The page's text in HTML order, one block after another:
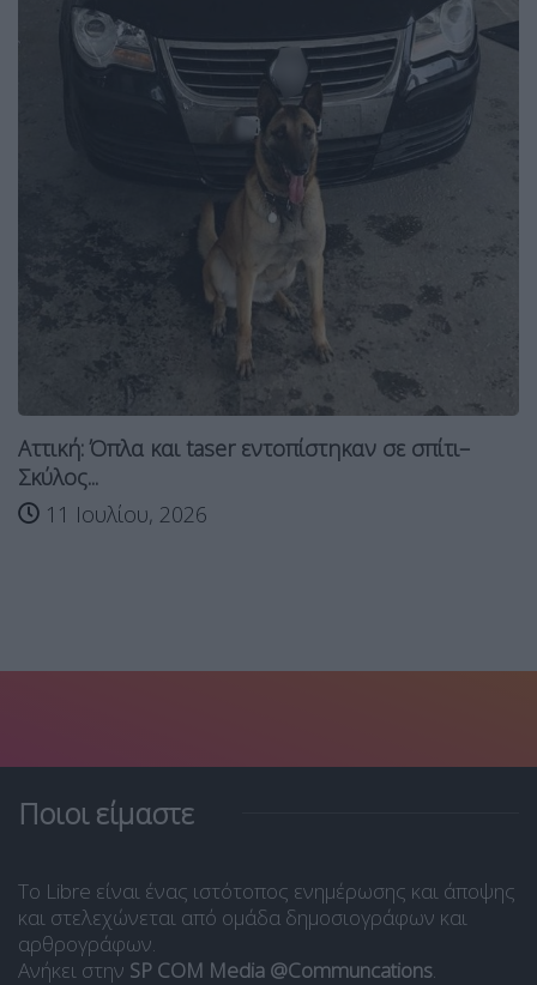
Aττική: Όπλα και taser εντοπίστηκαν σε σπίτι–
Σκύλος...
11 Ιουλίου, 2026
Ποιοι είμαστε
Το Libre είναι ένας ιστότοπος ενημέρωσης και άποψης
και στελεχώνεται από ομάδα δημοσιογράφων και
αρθρογράφων.
Ανήκει στην SP COM Media @Communcations.